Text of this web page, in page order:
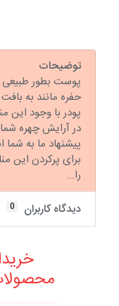
توضیحات
پوست بطور طبیعی
حفره مانند به
پودر با وجود این
در آرایش چهره
پیشنهاد ما به شما
برای پرکردن
را...
دیدگاه کاربران
0